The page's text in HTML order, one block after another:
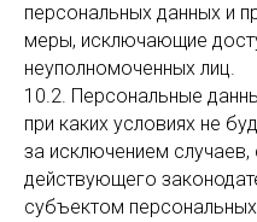
персональных данных и
меры, исключающие
неуполномоченных лиц.
10.2. Персональные
при каких условиях не
за исключением
действующего
субъектом